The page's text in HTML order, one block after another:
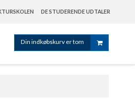
DE STUDERENDE UDTALER
Din indkøbskurv er tom